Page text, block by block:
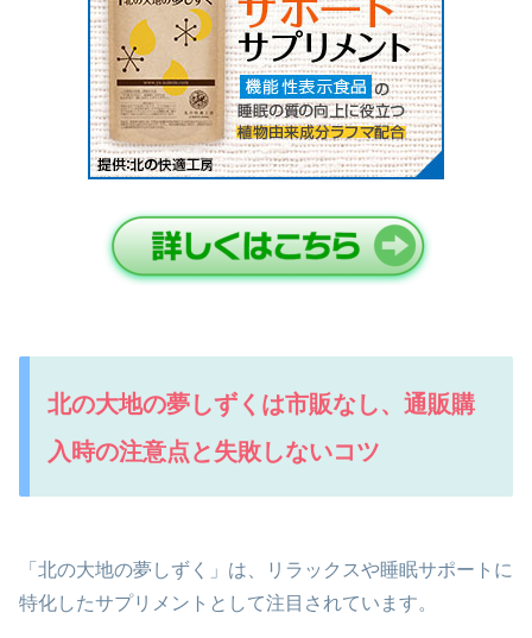
北の大地の夢しずくは市販なし、通販購
入時の注意点と失敗しないコツ
「北の大地の夢しずく」は、リラックスや睡眠サポートに
特化したサプリメントとして注目されています。